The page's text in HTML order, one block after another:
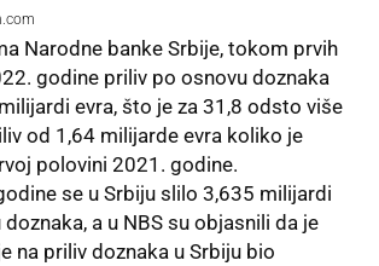
Narodne banke Srbije, tokom prvih
godine priliv po osnovu doznaka
evra, što je za 31,8 odsto više
od 1,64 milijarde evra koliko je
polovini 2021. godine.
se u Srbiju slilo 3,635 milijardi
a u NBS su objasnili da je
na priliv doznaka u Srbiju bio